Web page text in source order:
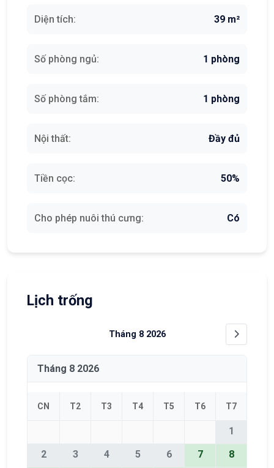
Diện tích: 39 m²
Số phòng ngủ: 1 phòng
Số phòng tắm: 1 phòng
Nội thất: Đầy đủ
Tiền cọc: 50%
Cho phép nuôi thú cưng: Có
Lịch trống
Tháng 8 2026
Tháng 8 2026
CN T2 T3 T4 T5 T6 T7
1
2
3 4 5 6 7
8